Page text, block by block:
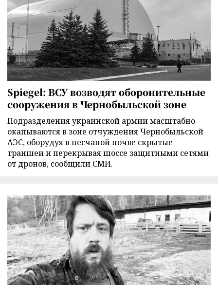
Spiegel: ВСУ возводят оборонительные
сооружения в Чернобыльской зоне
Подразделения украинской армии масштабно
окапываются в зоне отчуждения Чернобыльской
АЭС, оборудуя в песчаной почве скрытые
траншеи и перекрывая шоссе защитными сетями
от дронов, сообщили СМИ.